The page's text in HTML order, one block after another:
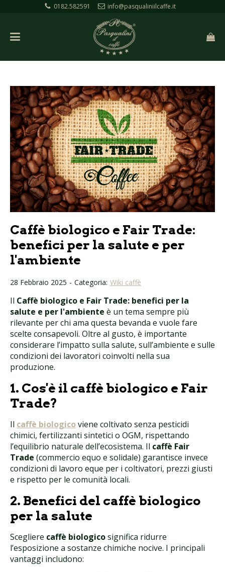
0182.582591 info@pasqualiniilcaffe.it
Caffè biologico e Fair Trade:
benefici per la salute e per
l'ambiente
28 Febbraio 2025 - Categoria: Wiki caffè
Il Caffè biologico e Fair Trade: benefici per la
salute e per l'ambiente è un tema sempre più
rilevante per chi ama questa bevanda e vuole fare
scelte consapevoli. Oltre al gusto, è importante
considerare l’impatto sulla salute, sull’ambiente e sulle
condizioni dei lavoratori coinvolti nella sua
produzione.
1. Cos'è il caffè biologico e Fair
Trade?
Il caffè biologicoviene coltivato senza pesticidi
chimici, fertilizzanti sintetici o OGM, rispettando
l’equilibrio naturale dell’ecosistema. Il caffè Fair
Trade (commercio equo e solidale) garantisce invece
condizioni di lavoro eque per i coltivatori, prezzi giusti
e rispetto per le comunità locali.
2. Benefici del caffè biologico
per la salute
Scegliere caffè biologicosignifica ridurre
l’esposizione a sostanze chimiche nocive. I principali
vantaggi includono: